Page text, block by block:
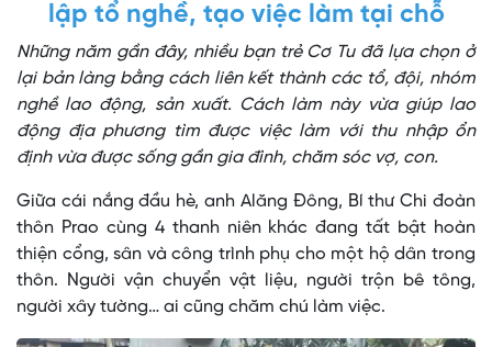
lập tổ nghề, tạo việc làm tại chỗ
Những năm gần đây, nhiều bạn trẻ Cơ Tu đã lựa chọn ở
lại bản làng bằng cách liên kết thành các tổ, đội, nhóm
nghề lao động, sản xuất. Cách làm này vừa giúp lao
động địa phương tìm được việc làm với thu nhập ổn
định vừa được sống gần gia đình, chăm sóc vợ, con.
Giữa cái nắng đầu hè, anh Alăng Đông, Bí thư Chi đoàn
thôn Prao cùng 4 thanh niên khác đang tất bật hoàn
thiện cổng, sân và công trình phụ cho một hộ dân trong
thôn. Người vận chuyển vật liệu, người trộn bê tông,
người xây tường… ai cũng chăm chú làm việc.